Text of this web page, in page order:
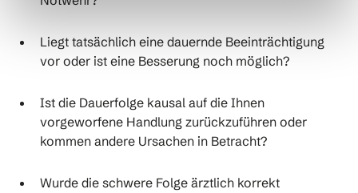
Liegt tatsächlich eine dauernde Beeinträchtigung
vor oder ist eine Besserung noch möglich?
Ist die Dauerfolge kausal auf die Ihnen
vorgeworfene Handlung zurückzuführen oder
kommen andere Ursachen in Betracht?
Wurde die schwere Folge ärztlich korrekt